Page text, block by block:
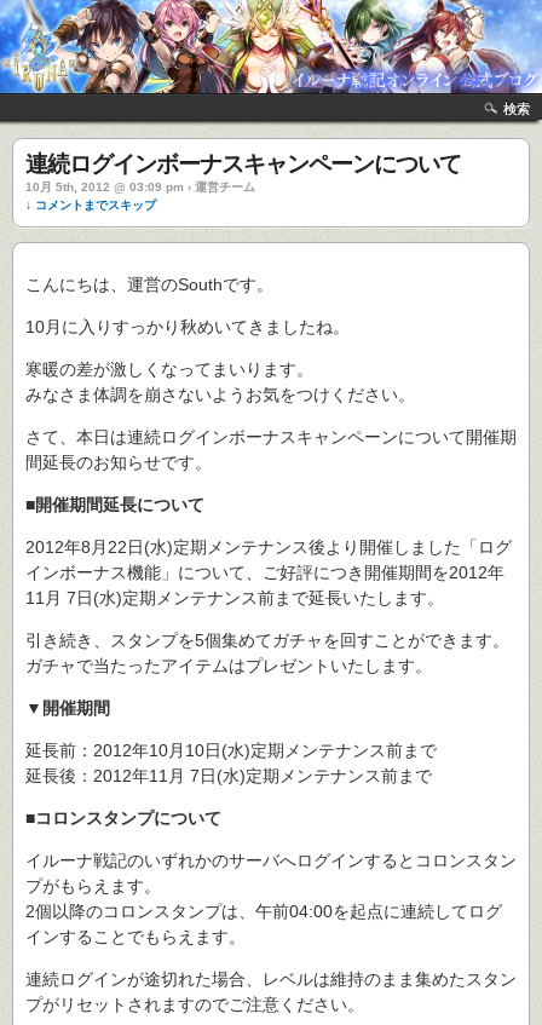
検索
連続ログインボーナスキャンペーンについて
10月 5th, 2012 @ 03:09 pm › 運営チーム
↓ コメントまでスキップ
こんにちは、運営のSouthです。
10月に入りすっかり秋めいてきましたね。
寒暖の差が激しくなってまいります。
みなさま体調を崩さないようお気をつけください。
さて、本日は連続ログインボーナスキャンペーンについて開催期
間延長のお知らせです。
■開催期間延長について
2012年8月22日(水)定期メンテナンス後より開催しました「ログ
インボーナス機能」について、ご好評につき開催期間を2012年
11月 7日(水)定期メンテナンス前まで延長いたします。
引き続き、スタンプを5個集めてガチャを回すことができます。
ガチャで当たったアイテムはプレゼントいたします。
▼開催期間
延長前：2012年10月10日(水)定期メンテナンス前まで
延長後：2012年11月 7日(水)定期メンテナンス前まで
■コロンスタンプについて
イルーナ戦記のいずれかのサーバへログインするとコロンスタン
プがもらえます。
2個以降のコロンスタンプは、午前04:00を起点に連続してログ
インすることでもらえます。
連続ログインが途切れた場合、レベルは維持のまま集めたスタン
プがリセットされますのでご注意ください。